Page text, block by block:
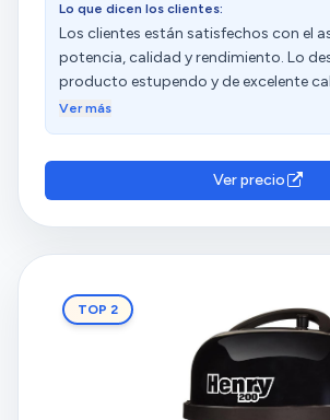
Lo que dicen los clientes:
Los clientes están satisfechos con el
potencia, calidad y rendimiento. Lo
producto estupendo y de excelente
que es silencioso y eficaz para recoger
Ver más
Ver precio
TOP 2